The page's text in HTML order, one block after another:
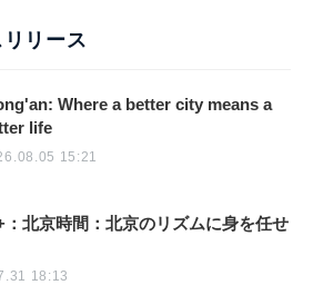
リース
Where a better city means a
life
15:21
：北京時間：北京のリズムに身を任せ
18:13